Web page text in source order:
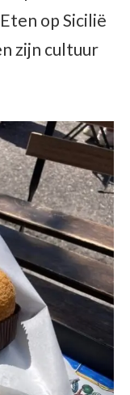
op Sicilië
zijn cultuur